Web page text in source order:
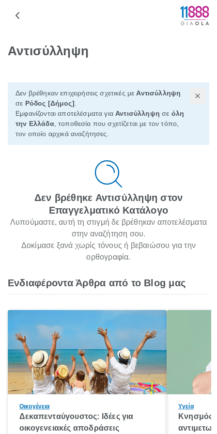
Αντισύλληψη
Δεν βρέθηκαν επιχειρήσεις σχετικές με Αντισύλληψη
σε Ρόδος [Δήμος]
Εμφανίζονται αποτελέσματα για Αντισύλληψη σε όλη
την Ελλάδα, τοποθεσία που σχετίζεται με τον τόπο,
τον οποίο αρχικά αναζήτησες.
Δεν βρέθηκε Αντισύλληψη στον
Επαγγελματικό Κατάλογο
Λυπούμαστε, αυτή τη στιγμή δε βρέθηκαν αποτελέσματα
στην αναζήτηση σου.
Δοκίμασε ξανά χωρίς τόνους ή βεβαιώσου για την
ορθογραφία.
Ενδιαφέροντα Άρθρα από το Blog μας
Οικογένεια
Δεκαπενταύγουστος: Ιδέες για
οικογενειακές αποδράσεις
Υγεία
Κνησμός: